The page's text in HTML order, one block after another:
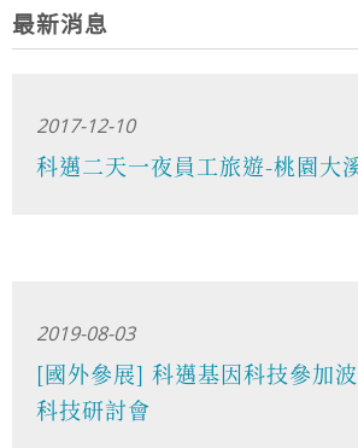
最新消息
2017-12-10
科邁二天一夜員工旅遊-桃園大
2019-08-03
[國外參展] 科邁基因科技參加
科技研討會